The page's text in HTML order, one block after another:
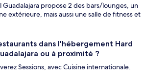
Guadalajara propose 2 des bars/lounges, un
extérieure, mais aussi une salle de fitness et
dans l'hébergement Hard
ou à proximité ?
Sessions, avec Cuisine internationale.